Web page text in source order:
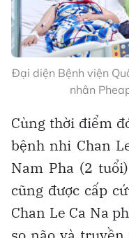
Đại diện Bệnh viện
nhân
Cùng thời điểm
bệnh nhi Chan
Nam Pha (2
cũng được cấp
Chan Le Ca Na